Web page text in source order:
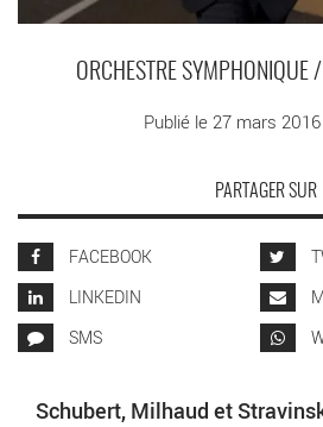
ORCHESTRE SYMPHONIQUE
Publié le 27 mars
PARTAGER SUR
FACEBOOK
LINKEDIN
SMS
Schubert, Milhaud et